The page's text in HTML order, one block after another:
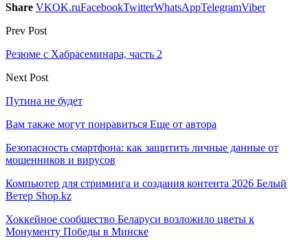
Share VKOK.ruFacebookTwitterWhatsAppTelegramViber
Prev Post
Резюме с Хабрасеминара, часть 2
Next Post
Путина не будет
Вам также могут понравиться Еще от автора
Безопасность смартфона: как защитить личные данные от
мошенников и вирусов
Компьютер для стриминга и создания контента 2026 Белый
Ветер Shop.kz
Хоккейное сообщество Беларуси возложило цветы к
Монументу Победы в Минске